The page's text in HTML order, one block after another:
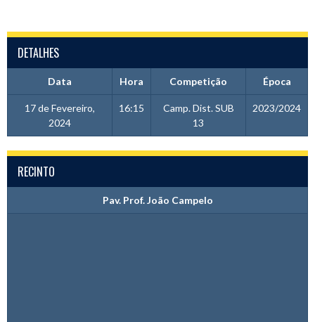
DETALHES
Data Hora Competição Época
17 de Fevereiro,
2024
16:15
Camp. Dist. SUB
13
2023/2024
RECINTO
Pav. Prof. João Campelo